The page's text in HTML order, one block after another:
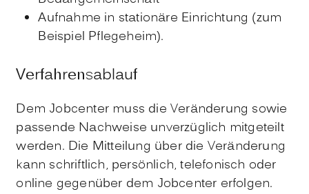
Aufnahme in stationäre Einrichtung (zum
Beispiel Pflegeheim).
Verfahrensablauf
Dem Jobcenter muss die Veränderung sowie
passende Nachweise unverzüglich mitgeteilt
werden. Die Mitteilung über die Veränderung
kann schriftlich, persönlich, telefonisch oder
online gegenüber dem Jobcenter erfolgen.